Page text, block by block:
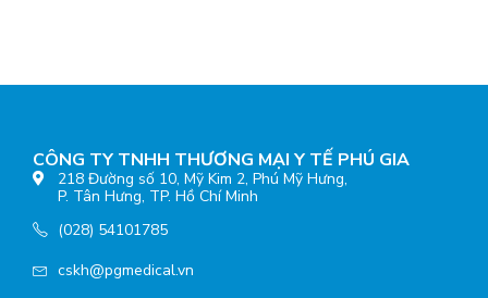
CÔNG TY TNHH THƯƠNG MẠI Y TẾ PHÚ GIA
218 Đường số 10, Mỹ Kim 2, Phú Mỹ Hưng,
P. Tân Hưng, TP. Hồ Chí Minh
(028) 54101785
cskh@pgmedical.vn